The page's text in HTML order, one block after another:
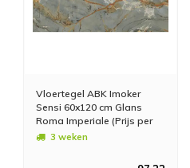
Vloertegel ABK Imoker
Sensi 60x120 cm Glans
Roma Imperiale (Prijs per
M2)3 weken